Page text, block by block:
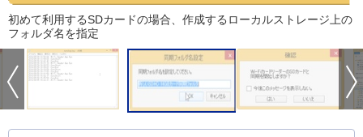
初めて利用するSDカードの場合、作成するローカルストレージ上の
フォルダ名を指定